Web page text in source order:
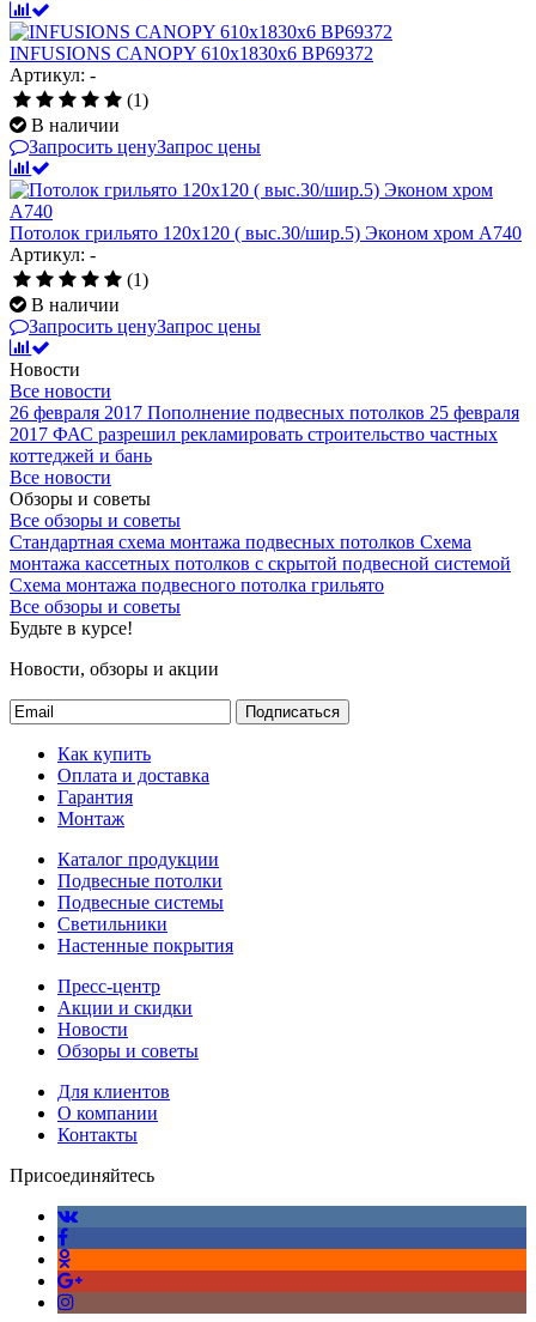
INFUSIONS CANOPY 610x1830x6 BP69372
Артикул: -
(1)
В наличии
Запросить ценуЗапрос цены
Потолок грильято 120х120 ( выс.30/шир.5) Эконом хром А740
Артикул: -
(1)
В наличии
Запросить ценуЗапрос цены
Новости
Все новости
26 февраля 2017 Пополнение подвесных потолков 25 февраля
2017 ФАС разрешил рекламировать строительство частных
коттеджей и бань
Все новости
Обзоры и советы
Все обзоры и советы
Стандартная схема монтажа подвесных потолков Схема
монтажа кассетных потолков с скрытой подвесной системой
Схема монтажа подвесного потолка грильято
Все обзоры и советы
Будьте в курсе!
Новости, обзоры и акции
Подписаться
Как купить
Оплата и доставка
Гарантия
Монтаж
Каталог продукции
Подвесные потолки
Подвесные системы
Светильники
Настенные покрытия
Пресс-центр
Акции и скидки
Новости
Обзоры и советы
Для клиентов
О компании
Контакты
Присоединяйтесь